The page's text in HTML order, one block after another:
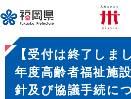
ー
ジ
先
頭
メニューを飛ばし
本
文
【受付は終了しま
年度高齢者福祉施
針及び協議手続に